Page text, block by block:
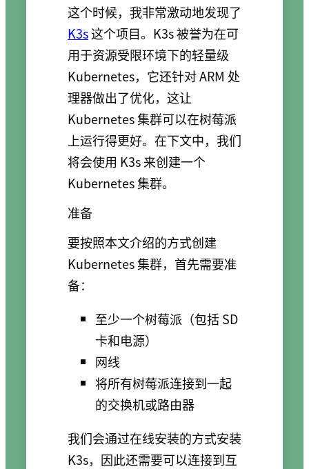
这个时候，我非常激动地发现了
K3s这个项目。K3s 被誉为在可
用于资源受限环境下的轻量级
Kubernetes，它还针对 ARM 处
理器做出了优化，这让
Kubernetes 集群可以在树莓派
上运行得更好。在下文中，我们
将会使用 K3s 来创建一个
Kubernetes 集群。
准备
要按照本文介绍的方式创建
Kubernetes 集群，首先需要准
备：
至少一个树莓派（包括 SD
卡和电源）
网线
将所有树莓派连接到一起
的交换机或路由器
我们会通过在线安装的方式安装
K3s，因此还需要可以连接到互